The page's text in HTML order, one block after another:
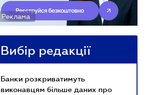
Реклама
Вибір редакції
Банки розкриватимуть
виконавцям більше даних про